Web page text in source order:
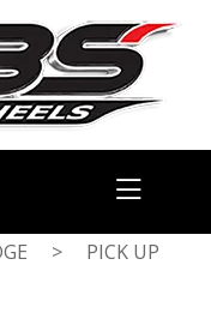
> PICK UP